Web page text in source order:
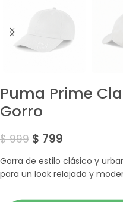
Puma Prime
Gorro
$999 $ 799
Gorra de estilo clásico y
para un look relajado y